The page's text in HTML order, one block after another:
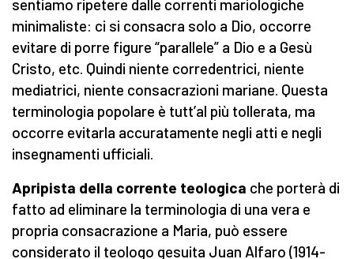
sentiamo ripetere dalle correnti mariologiche
minimaliste: ci si consacra solo a Dio, occorre
evitare di porre figure “parallele” a Dio e a Gesù
Cristo, etc. Quindi niente corredentrici, niente
mediatrici, niente consacrazioni mariane. Questa
terminologia popolare è tutt’al più tollerata, ma
occorre evitarla accuratamente negli atti e negli
insegnamenti ufficiali.
Apripista della corrente teologica che porterà di
fatto ad eliminare la terminologia di una vera e
propria consacrazione a Maria, può essere
considerato il teologo gesuita Juan Alfaro (1914-